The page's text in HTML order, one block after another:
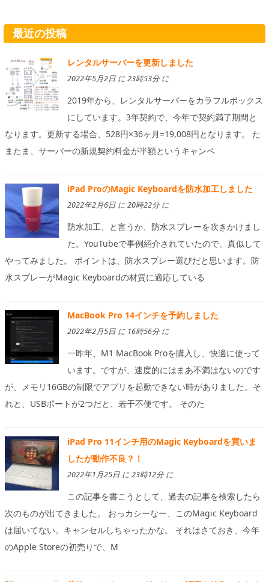
最近の投稿
レンタルサーバーを更新しました
2022年5月2日 に 23時53分 に
2019年から、レンタルサーバーをカラフルボックス
にしています。3年契約で、今年で契約満了期間と
なります。更新する場合、528円×36ヶ月=19,008円となります。 た
またま、サーバーの新規契約料金が半額というキャンペ
iPad ProのMagic Keyboardを防水加工しました
2022年2月6日 に 20時22分 に
防水加工、と言うか、防水スプレーを吹きかけまし
た。YouTubeで事例紹介されていたので、真似して
やってみました。 ポイントは、防水スプレー選びだと思います。防
水スプレーがMagic Keyboardの材質に適応している
MacBook Pro 14インチを予約しました
2022年2月5日 に 16時56分 に
一昨年、M1 MacBook Proを購入し、快適に使って
います。ですが、速度的にはまあ不満はないのです
が、メモリ16GBの制限でアプリを起動できない時がありました。そ
れと、USBポートが2つだと、若干不便です。 そのた
iPad Pro 11インチ用のMagic Keyboardを買いま
したが動作不良？！
2022年1月25日 に 23時12分 に
この記事を書こうとして、過去の記事を検索したら
次のものが出てきました。 おっカシーなー、このMagic Keyboard
は届いてない。キャンセルしちゃったかな。 それはさておき、今年
のApple Storeの初売りで、M